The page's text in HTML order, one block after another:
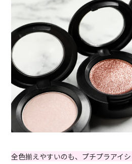
全色揃えやすいのも、プチプラアイシ